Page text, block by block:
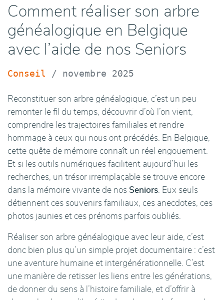
Comment réaliser son arbre
généalogique en Belgique
avec l’aide de nos Seniors
Conseil / novembre 2025
Reconstituer son arbre généalogique, c’est un peu
remonter le fil du temps, découvrir d’où l’on vient,
comprendre les trajectoires familiales et rendre
hommage à ceux qui nous ont précédés. En Belgique,
cette quête de mémoire connaît un réel engouement.
Et si les outils numériques facilitent aujourd’hui les
recherches, un trésor irremplaçable se trouve encore
dans la mémoire vivante de nos Seniors. Eux seuls
détiennent ces souvenirs familiaux, ces anecdotes, ces
photos jaunies et ces prénoms parfois oubliés.
Réaliser son arbre généalogique avec leur aide, c’est
donc bien plus qu’un simple projet documentaire : c’est
une aventure humaine et intergénérationnelle. C’est
une manière de retisser les liens entre les générations,
de donner du sens à l’histoire familiale, et d’offrir à